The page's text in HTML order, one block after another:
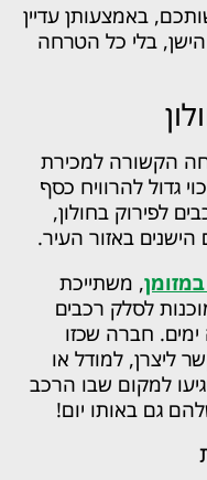
באמצעותן עדיין
בלי כל הטרחה
הקשורה למכירת
לכם סיכוי גדול להרוויח כסף
לפירוק בחולון,
באזור העיר.
, משתייכת
לסלק רכבים
חברה שכזו
ליצרן, למודל או
למקום שבו הרכב
גם באותו יום!